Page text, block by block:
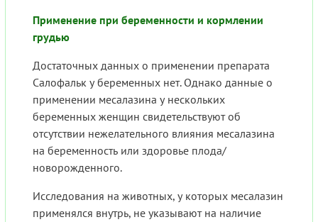
Применение при беременности и кормлении
грудью
Достаточных данных о применении препарата
Салофальк у беременных нет. Однако данные о
применении месалазина у нескольких
беременных женщин свидетельствуют об
отсутствии нежелательного влияния месалазина
на беременность или здоровье плода/
новорожденного.
Исследования на животных, у которых месалазин
применялся внутрь, не указывают на наличие